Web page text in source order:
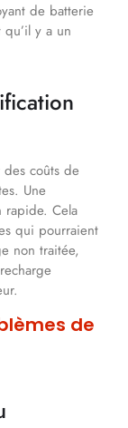
de batterie
y a un
coûts de
Une
rapide. Cela
qui pourraient
non traitée,
de